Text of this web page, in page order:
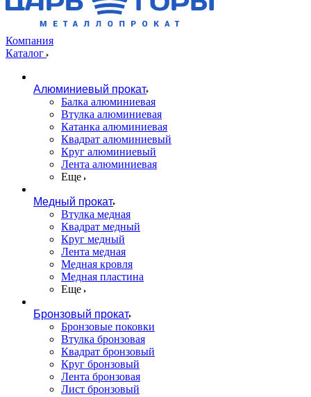
Компания
Каталог
Алюминиевый прокат
Балка алюминиевая
Втулка алюминиевая
Катанка алюминиевая
Квадрат алюминиевый
Круг алюминиевый
Лента алюминиевая
Еще
Медный прокат
Втулка медная
Квадрат медный
Круг медный
Лента медная
Медная кровля
Медная пластина
Еще
Бронзовый прокат
Бронзовые поковки
Втулка бронзовая
Квадрат бронзовый
Круг бронзовый
Лента бронзовая
Лист бронзовый